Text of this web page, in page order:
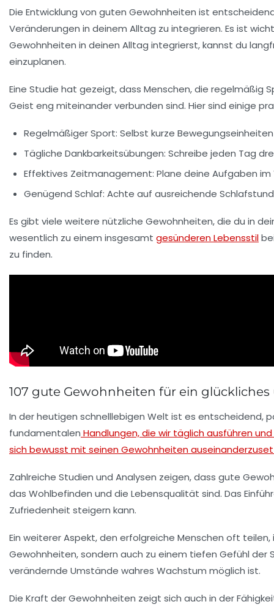
Die Entwicklung von guten Gewohnheiten ist
Veränderungen in deinem Alltag zu integrieren. Es ist
Gewohnheiten in deinen Alltag integrierst, kannst du
einzuplanen.
Eine Studie hat gezeigt, dass Menschen, die regelmäßig
Geist eng miteinander verbunden sind. Hier sind einige
RegelmäßigerSport: Selbst kurze
Tägliche Dankbarkeitsübungen: Schreibe jeden Tag
Effektives Zeitmanagement: Plane deine Aufgaben
Genügend Schlaf: Achte auf ausreichende
Es gibt viele weitere nützliche Gewohnheiten, die du in
wesentlich zu einem insgesamt gesünderen Lebensstil
zu finden.
107 gute Gewohnheiten für ein
In der heutigen schnelllebigen Welt ist es entscheidend,
fundamentalen Handlungen, die wir täglich ausführen
sich bewusst mit seinen Gewohnheiten
Zahlreiche Studien und Analysen zeigen, dass gute
das Wohlbefinden und die Lebensqualität sind. Das
Zufriedenheit steigern kann.
Ein weiterer Aspekt, den erfolgreiche Menschen oft
Gewohnheiten, sondern auch zu einem tiefen Gefühl der
verändernde Umstände wahres Wachstum möglich ist.
Die Kraft der Gewohnheiten zeigt sich auch in der